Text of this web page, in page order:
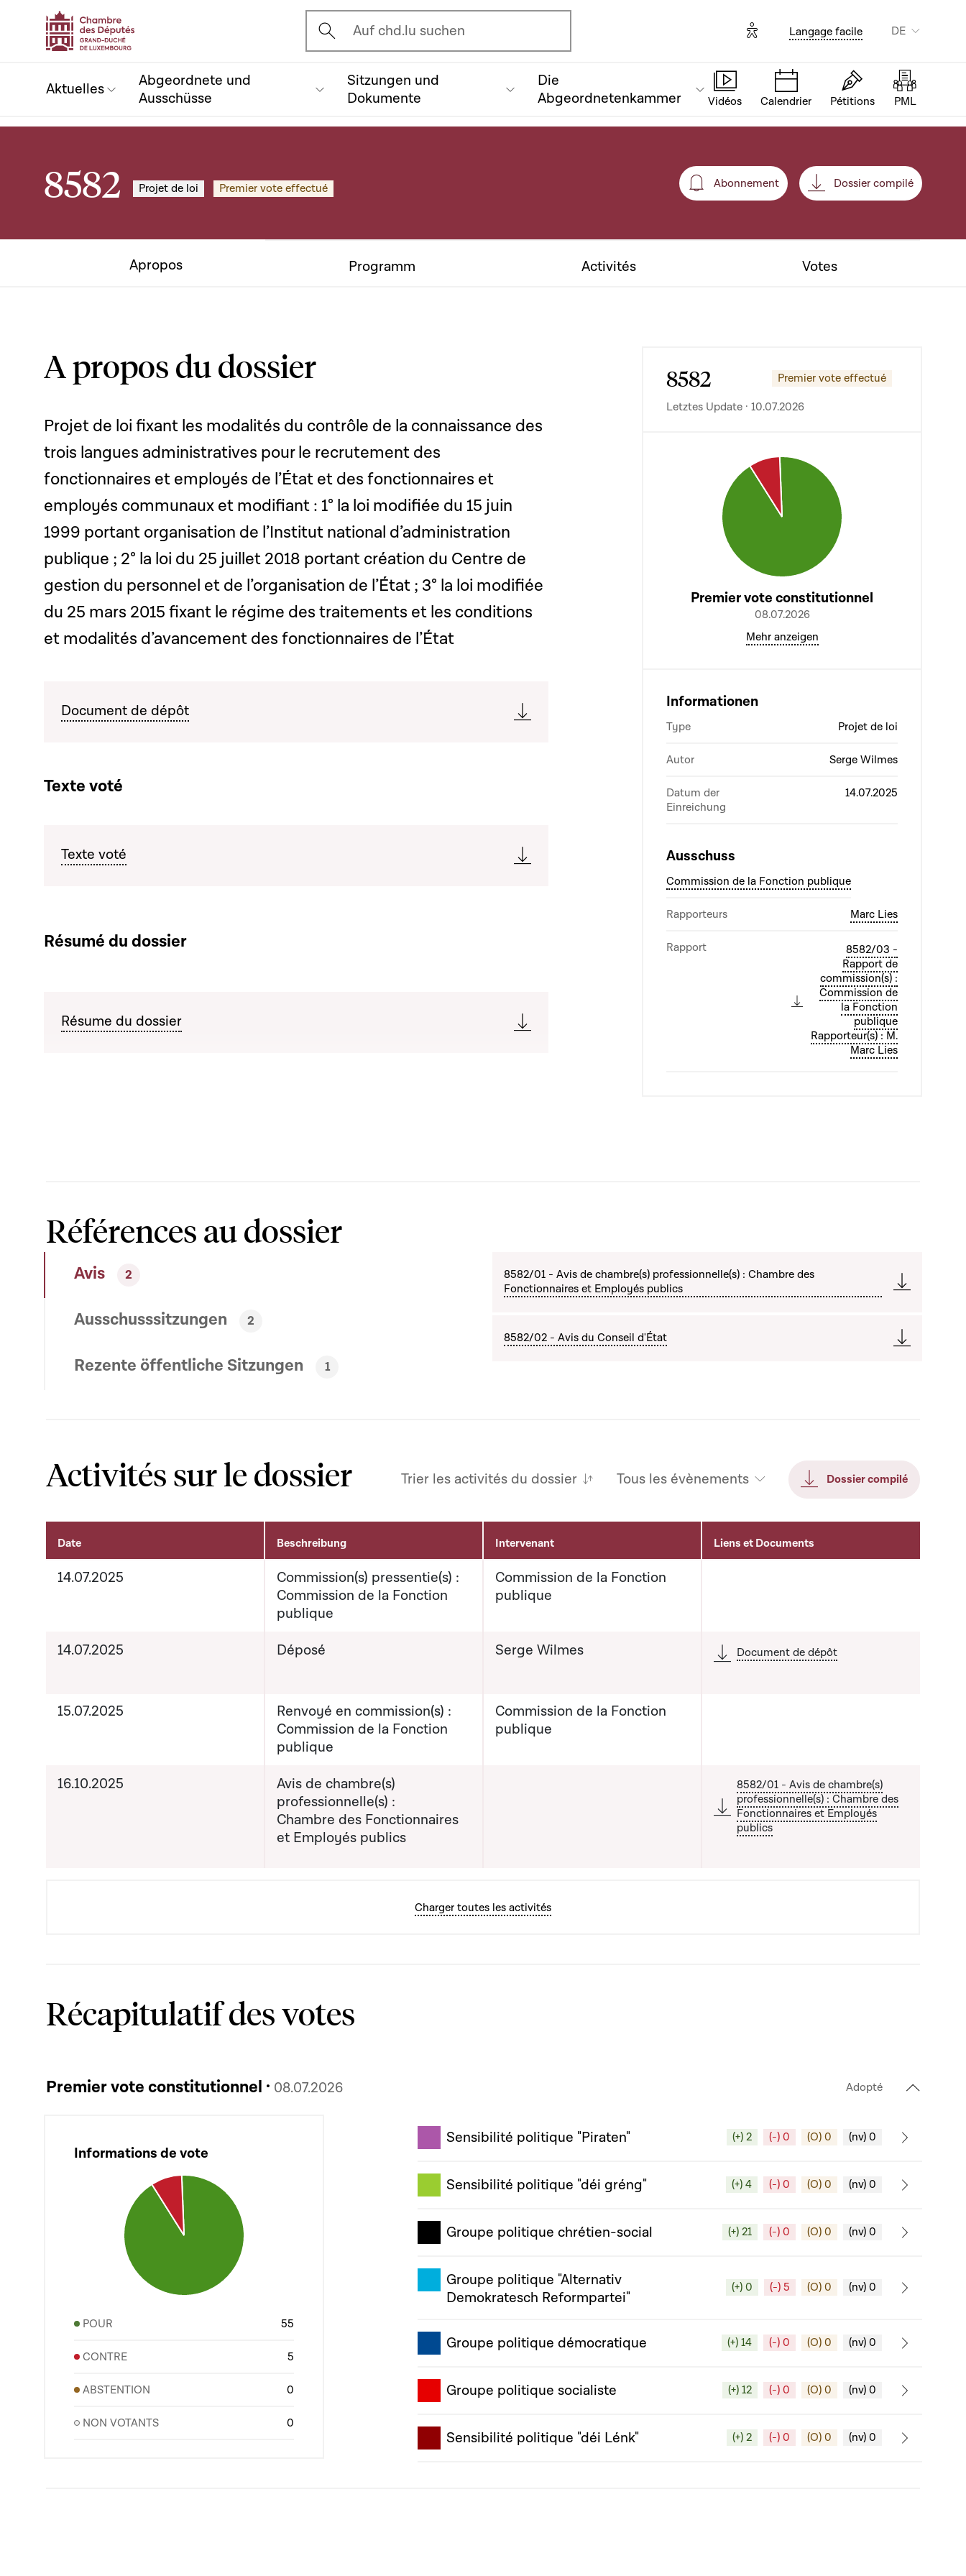
Ouvrir l'écran de recherche
Auf chd.lu suchen Options d'accessibilité
Langage facile DE
Aktuelles
Abgeordnete und
Ausschüsse
Sitzungen und
Dokumente
Die
Abgeordnetenkammer
Vidéos Calendrier Pétitions PML
8582 Projet de loi Premier vote effectué Abonnement
Abonnement Dossier compilé
Apropos Programm Activités Votes
A propos du dossier
Projet de loi fixant les modalités du contrôle de la connaissance des
trois langues administratives pour le recrutement des
fonctionnaires et employés de l’État et des fonctionnaires et
employés communaux et modifiant : 1° la loi modifiée du 15 juin
1999 portant organisation de l’Institut national d’administration
publique ; 2° la loi du 25 juillet 2018 portant création du Centre de
gestion du personnel et de l’organisation de l’État ; 3° la loi modifiée
du 25 mars 2015 fixant le régime des traitements et les conditions
et modalités d’avancement des fonctionnaires de l’État
Document de dépôt
Texte voté
Texte voté
Résumé du dossier
Résume du dossier
8582 Premier vote effectué
Letztes Update · 10.07.2026
Premier vote constitutionnel
08.07.2026
Mehr anzeigen
Informationen
Type Projet de loi
Autor Serge Wilmes
Datum der
Einreichung
14.07.2025
Ausschuss
Commission de la Fonction publique
Rapporteurs Marc Lies
Rapport
8582/03 -
Rapport de
commission(s) :
Commission de
la Fonction
publique
Rapporteur(s) : M.
Marc Lies
Références au dossier
Avis 2
Ausschusssitzungen 2
Rezente öffentliche Sitzungen 1
8582/01 - Avis de chambre(s) professionnelle(s) : Chambre des
Fonctionnaires et Employés publics
8582/02 - Avis du Conseil d'État
Activités sur le dossier Trier les activités du dossier Tous les évènements Dossier compilé
Activités sur le dossier
Date Beschreibung Intervenant Liens et Documents
14.07.2025
Commission(s) pressentie(s) :
Commission de la Fonction
publique
Commission de la Fonction
publique
14.07.2025 Déposé Serge Wilmes Document de dépôt
15.07.2025
Renvoyé en commission(s) :
Commission de la Fonction
publique
Commission de la Fonction
publique
16.10.2025
Avis de chambre(s)
professionnelle(s) :
Chambre des Fonctionnaires
et Employés publics
8582/01 - Avis de chambre(s)
professionnelle(s) : Chambre des
Fonctionnaires et Employés
publics
Charger toutes les activités
Récapitulatif des votes
Premier vote constitutionnel · 08.07.2026 Adopté
Informations de vote
POUR 55
CONTRE 5
ABSTENTION 0
NON VOTANTS 0
Sensibilité politique "Piraten" (+) 2 (-) 0 (O) 0 (nv) 0
Sensibilité politique "déi gréng" (+) 4 (-) 0 (O) 0 (nv) 0
Groupe politique chrétien-social (+) 21 (-) 0 (O) 0 (nv) 0
Groupe politique "Alternativ
Demokratesch Reformpartei"
(+) 0 (-) 5 (O) 0 (nv) 0
Groupe politique démocratique (+) 14 (-) 0 (O) 0 (nv) 0
Groupe politique socialiste (+) 12 (-) 0 (O) 0 (nv) 0
Sensibilité politique "déi Lénk" (+) 2 (-) 0 (O) 0 (nv) 0